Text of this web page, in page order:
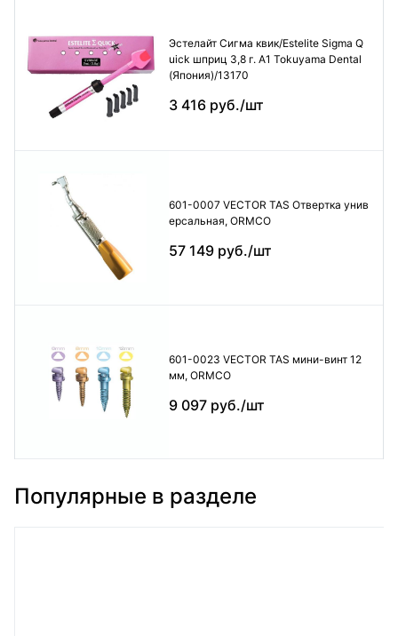
Эстелайт Сигма квик/Estelite Sigma Q
uick шприц 3,8 г. А1 Tokuyama Dental
(Япония)/13170
3 416 руб./шт
601-0007 VECTOR TAS Отвертка унив
ерсальная, ORMCO
57 149 руб./шт
601-0023 VECTOR TAS мини-винт 12
мм, ORMCO
9 097 руб./шт
Популярные в разделе